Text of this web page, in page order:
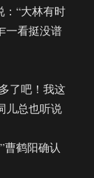
“大林有时
一看挺没谱
了吧！我这
儿总也听说
鹤阳确认